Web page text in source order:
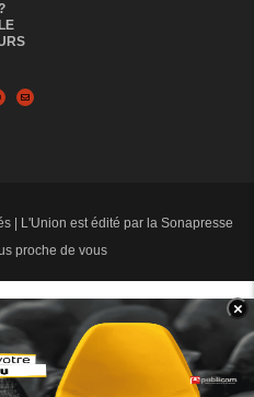
×
| L'Union est édité par la Sonapresse
proche de vous